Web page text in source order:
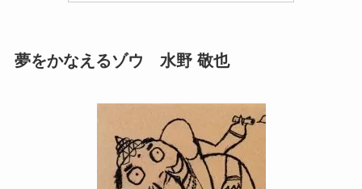
夢をかなえるゾウ 水野 敬也